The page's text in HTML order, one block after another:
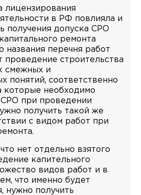
лицензирования
в РФ повлияла и
получения допуска СРО
ремонта
названия перечня работ
проведение строительства
смежных и
понятий, соответственно
которые необходимо
СРО при проведении
получить такой же
с видом работ при
нет отдельно взятого
капительного
видов работ и в
что именно будет
нужно получить